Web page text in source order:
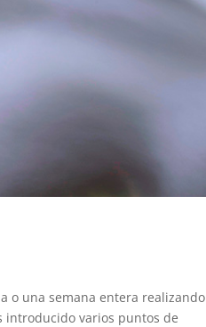
o una semana entera realizando
introducido varios puntos de